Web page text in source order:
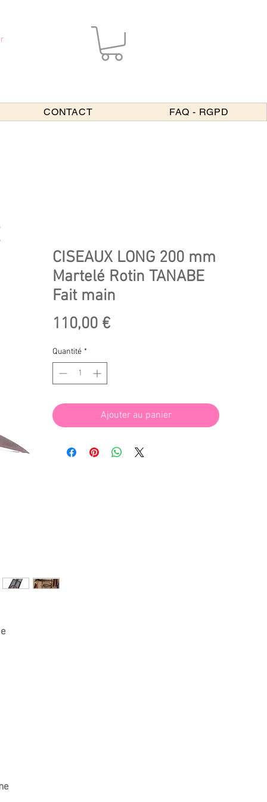
CONTACT FAQ - RGPD
CISEAUX LONG 200 mm
Martelé Rotin TANABE
Fait main
110,00 €Prix
Quantité *
Ajouter au panier